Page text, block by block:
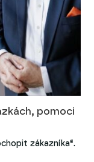
pomoci
zákazníka“.